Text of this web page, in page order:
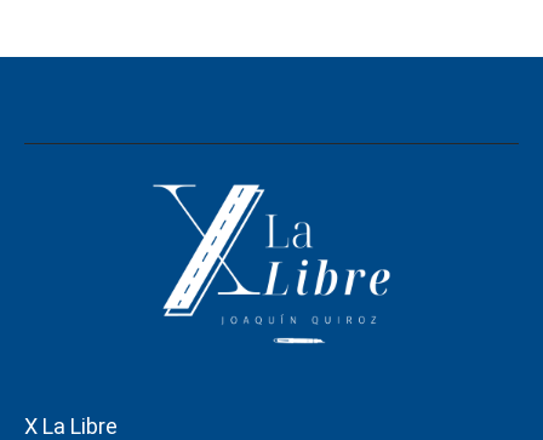
X La Libre